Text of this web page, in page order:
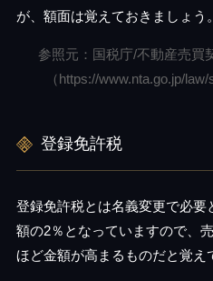
が、額面は覚えておきましょう。
参照元：国税庁/不動産売買
（https://www.nta.go.jp/
登録免許税
登録免許税とは名義変更で必要
額の2％となっていますので、
ほど金額が高まるものだと覚え